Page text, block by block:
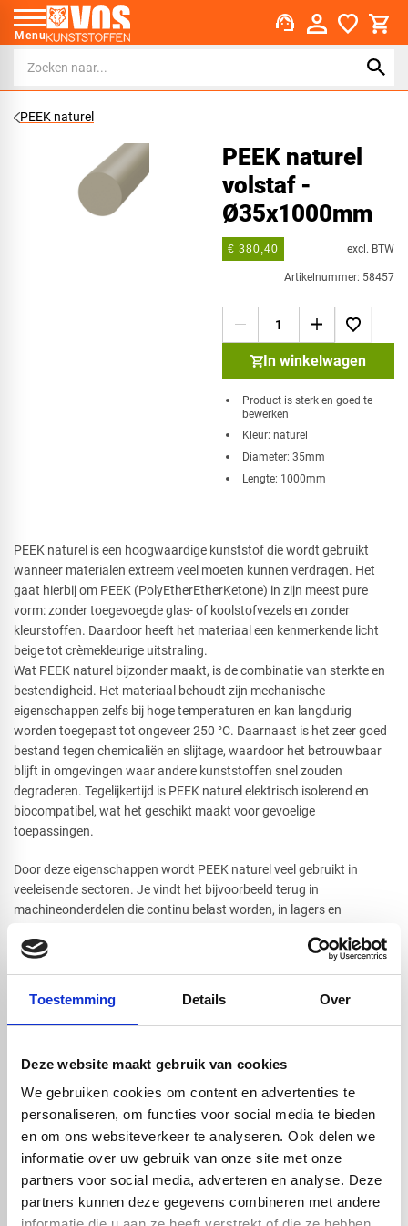
Toestemming Details Over
Deze website maakt gebruik van cookies
We gebruiken cookies om content en advertenties te
personaliseren, om functies voor social media te bieden
en om ons websiteverkeer te analyseren. Ook delen we
informatie over uw gebruik van onze site met onze
partners voor social media, adverteren en analyse. Deze
partners kunnen deze gegevens combineren met andere
Menu support_agent
PEEK naturel
PEEK naturel
volstaf -
Ø35x1000mm
€ 380,40 excl. BTW
Artikelnummer: 58457
In winkelwagen
Product is sterk en goed te
bewerken
Kleur: naturel
Diameter: 35mm
Lengte: 1000mm
PEEK naturel is een hoogwaardige kunststof die wordt gebruikt
wanneer materialen extreem veel moeten kunnen verdragen. Het
gaat hierbij om PEEK (PolyEtherEtherKetone) in zijn meest pure
vorm: zonder toegevoegde glas- of koolstofvezels en zonder
kleurstoffen. Daardoor heeft het materiaal een kenmerkende licht
beige tot crèmekleurige uitstraling.
Wat PEEK naturel bijzonder maakt, is de combinatie van sterkte en
bestendigheid. Het materiaal behoudt zijn mechanische
eigenschappen zelfs bij hoge temperaturen en kan langdurig
worden toegepast tot ongeveer 250 °C. Daarnaast is het zeer goed
bestand tegen chemicaliën en slijtage, waardoor het betrouwbaar
blijft in omgevingen waar andere kunststoffen snel zouden
degraderen. Tegelijkertijd is PEEK naturel elektrisch isolerend en
biocompatibel, wat het geschikt maakt voor gevoelige
toepassingen.
Door deze eigenschappen wordt PEEK naturel veel gebruikt in
veeleisende sectoren. Je vindt het bijvoorbeeld terug in
machineonderdelen die continu belast worden, in lagers en
voor de lucht- en ruimtevaart. Overal waar betrouwbaarheid,
indien nodig snel geleverd. Dit product is in kleur naturel verkrijgbaar
en in lengtemaat 1000mm, in 14 verschillende diameters. Heeft u
Handig om er bij te kopen